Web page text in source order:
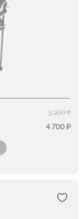
5 900
4 700